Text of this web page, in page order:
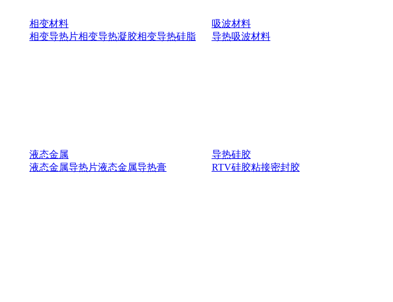
相变材料
相变导热片相变导热凝胶相变导热硅脂
吸波材料
导热吸波材料
液态金属
液态金属导热片液态金属导热膏
导热硅胶
RTV硅胶粘接密封胶